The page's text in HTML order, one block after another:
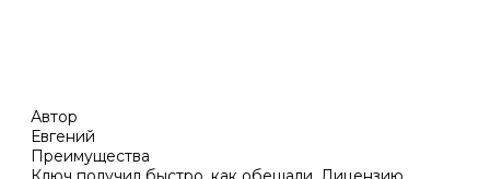
Автор
Евгений
Преимущества